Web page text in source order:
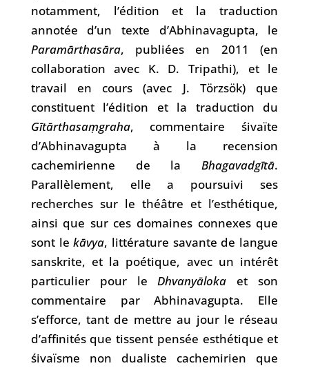
notamment, l’édition et la traduction
annotée d’un texte d’Abhinavagupta, le
Paramārthasāra, publiées en 2011 (en
collaboration avec K. D. Tripathi), et le
travail en cours (avec J. Törzsök) que
constituent l’édition et la traduction du
Gītārthasaṃgraha, commentaire śivaïte
d’Abhinavagupta à la recension
cachemirienne de laBhagavadgītā.
Parallèlement, elle a poursuivi ses
recherches sur le théâtre et l’esthétique,
ainsi que sur ces domaines connexes que
sont lekāvya, littérature savante de langue
sanskrite, et la poétique, avec un intérêt
particulier pour leDhvanyāloka et son
commentaire par Abhinavagupta. Elle
s’efforce, tant de mettre au jour le réseau
d’affinités que tissent pensée esthétique et
śivaïsme non dualiste cachemirien que